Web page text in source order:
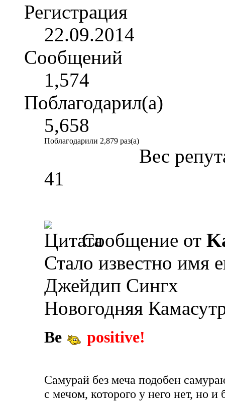
Регистрация
22.09.2014
Сообщений
1,574
Поблагодарил(а)
5,658
Поблагодарили 2,879 раз(а)
Вес
41
Сообщение от
Стало известно имя
Джейдип Сингх
Новогодняя
Be positive!
Самурай без меча подобен
с мечом, которого у него нет, но и